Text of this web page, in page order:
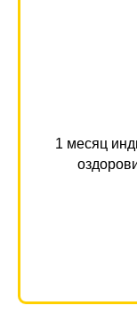
1 месяц